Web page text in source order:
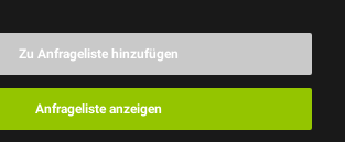
Zu Anfrageliste hinzufügen
Anfrageliste anzeigen